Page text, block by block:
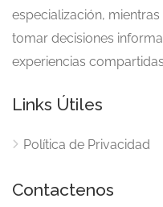
especialización,
tomar decisiones
experiencias
Links Útiles
Política de Privacidad
Contactenos